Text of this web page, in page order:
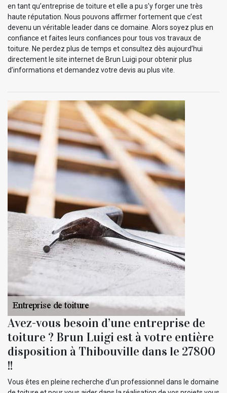
en tant qu’entreprise de toiture et elle a pu s’y forger une très
haute réputation. Nous pouvons affirmer fortement que c’est
devenu un véritable leader dans ce domaine. Alors soyez plus en
confiance et faites leurs confiances pour tous vos travaux de
toiture. Ne perdez plus de temps et consultez dès aujourd’hui
directement le site internet de Brun Luigi pour obtenir plus
d’informations et demandez votre devis au plus vite.
Avez-vous besoin d’une entreprise de
toiture ? Brun Luigi est à votre entière
disposition à Thibouville dans le 27800
!!
Vous êtes en pleine recherche d’un professionnel dans le domaine